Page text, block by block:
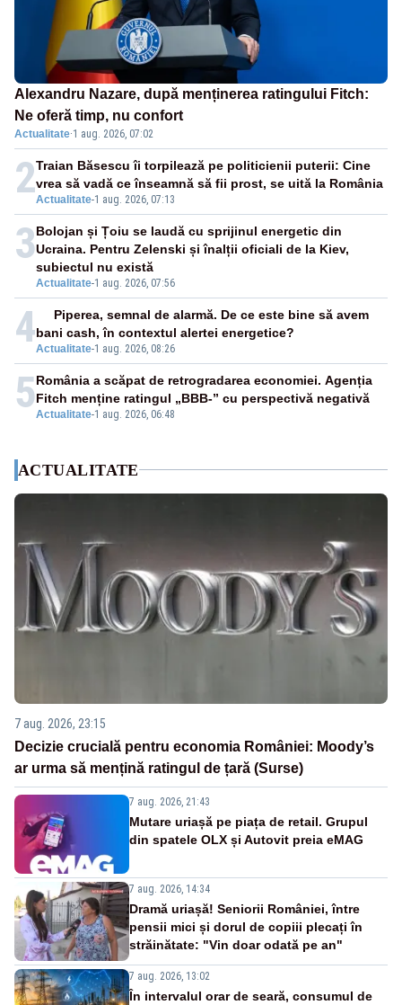
Alexandru Nazare, după menținerea ratingului Fitch:
Ne oferă timp, nu confort
Actualitate·1 aug. 2026, 07:02
2Actualitate-1 aug. 2026, 07:13
Traian Băsescu îi torpilează pe politicienii puterii: Cine
vrea să vadă ce înseamnă să fii prost, se uită la România
3
Actualitate-1 aug. 2026, 07:56
Bolojan și Țoiu se laudă cu sprijinul energetic din
Ucraina. Pentru Zelenski și înalții oficiali de la Kiev,
subiectul nu există
4Actualitate-1 aug. 2026, 08:26
Piperea, semnal de alarmă. De ce este bine să avem
bani cash, în contextul alertei energetice?
5Actualitate-1 aug. 2026, 06:48
România a scăpat de retrogradarea economiei. Agenția
Fitch menține ratingul „BBB-” cu perspectivă negativă
ACTUALITATE
7 aug. 2026, 23:15
Decizie crucială pentru economia României: Moody’s
ar urma să mențină ratingul de țară (Surse)
7 aug. 2026, 21:43
Mutare uriașă pe piața de retail. Grupul
din spatele OLX și Autovit preia eMAG
7 aug. 2026, 14:34
Dramă uriașă! Seniorii României, între
pensii mici și dorul de copiii plecați în
străinătate: "Vin doar odată pe an"
7 aug. 2026, 13:02
În intervalul orar de seară, consumul de